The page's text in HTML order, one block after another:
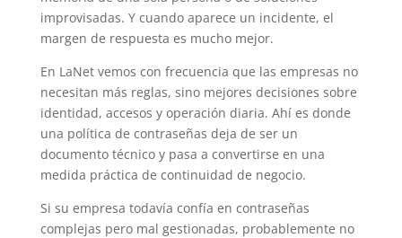
improvisadas. Y cuando aparece un incidente, el
margen de respuesta es mucho mejor.
En LaNet vemos con frecuencia que las empresas no
necesitan más reglas, sino mejores decisiones sobre
identidad, accesos y operación diaria. Ahí es donde
una política de contraseñas deja de ser un
documento técnico y pasa a convertirse en una
medida práctica de continuidad de negocio.
Si su empresa todavía confía en contraseñas
complejas pero mal gestionadas, probablemente no